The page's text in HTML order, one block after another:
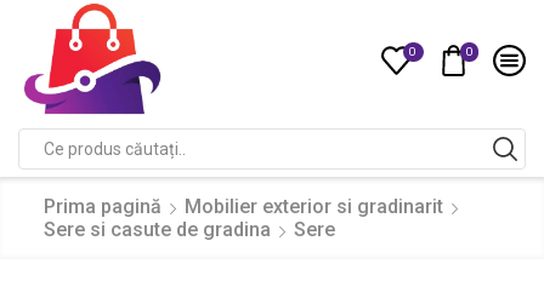
0 0
input
Prima pagină
Mobilier exterior si gradinarit
Sere si casute de gradina
Sere